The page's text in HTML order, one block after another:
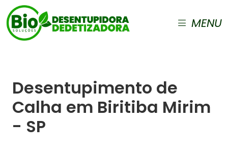
MENU
Desentupimento de
Calha em Biritiba Mirim
- SP